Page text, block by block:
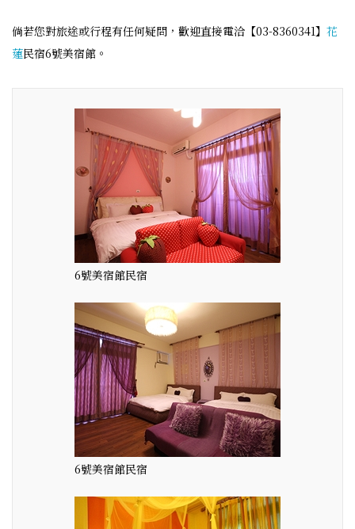
倘若您對旅途或行程有任何疑問，歡迎直接電洽【03-8360341】 花
蓮民宿6號美宿館。
6號美宿館民宿
6號美宿館民宿